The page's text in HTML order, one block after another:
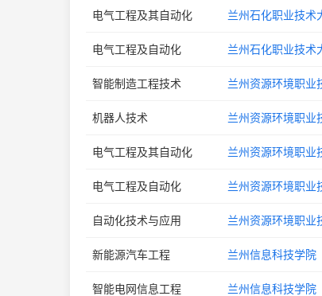
电气工程及其自动化 兰州石化职业技术
电气工程及自动化 兰州石化职业技术
智能制造工程技术 兰州资源环境职业
机器人技术 兰州资源环境职业
电气工程及其自动化 兰州资源环境职业
电气工程及自动化 兰州资源环境职业
自动化技术与应用 兰州资源环境职业
新能源汽车工程 兰州信息科技学院
智能电网信息工程 兰州信息科技学院